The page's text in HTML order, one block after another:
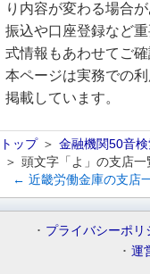
り内容が変わる場合が
振込や口座登録など
式情報もあわせてご確
本ページは実務での
掲載しています。
トップ 金融機関50音
頭文字「よ」の支店一
← 近畿労働金庫の支店
プライバシーポリ
運